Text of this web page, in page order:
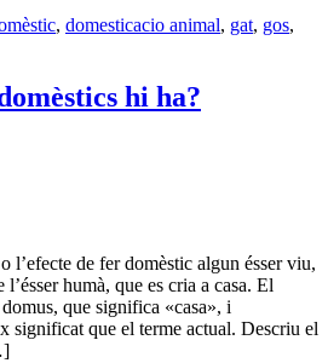
, domesticacio animal, gat, gos,
hi ha?
l’efecte de fer domèstic algun ésser viu,
humà, que es cria a casa. El
que significa «casa», i
significat que el terme actual. Descriu el